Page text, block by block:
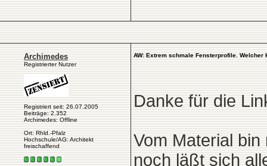
Archimedes
Registrierter Nutzer
Registriert seit: 26.07.2005
Beiträge: 2.352
Archimedes: Offline
Ort: Rhld.-Pfalz
Hochschule/AG: Architekt
freischaffend
AW: Extrem schmale Fensterprofile. Welcher
Danke für die
Vom Material
noch läßt sich